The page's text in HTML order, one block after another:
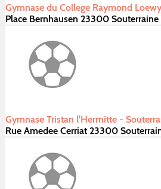
Gymnase du College Raymond
Place Bernhausen 23300 Souterraine
Gymnase Tristan l'Hermitte -
Rue Amedee Cerriat 23300